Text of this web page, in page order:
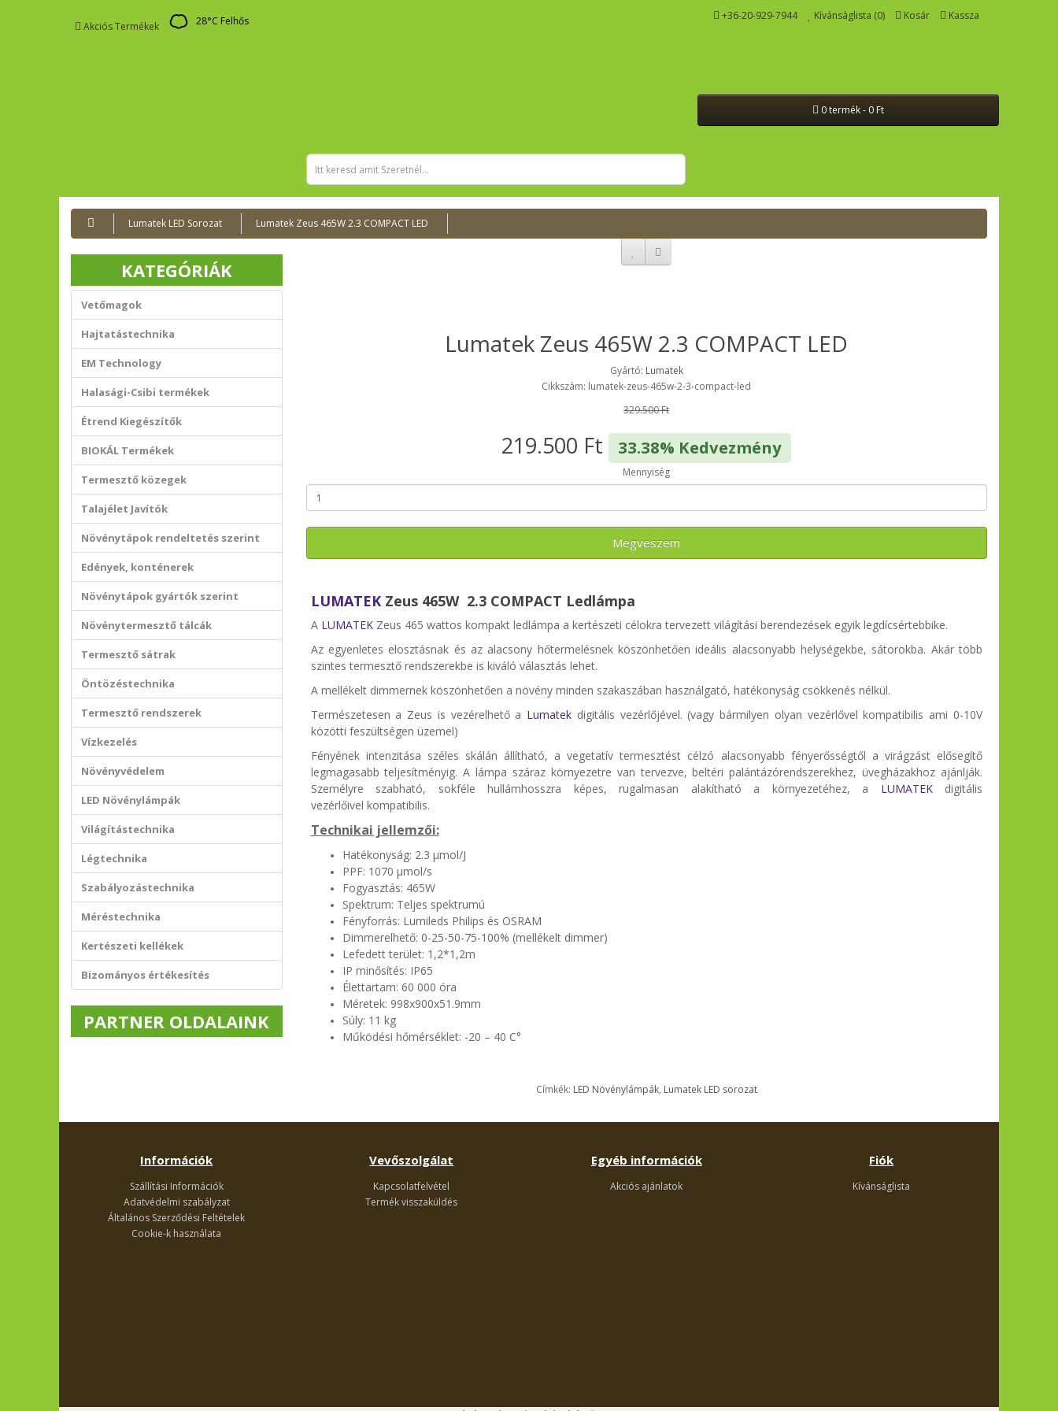
Akciós Termékek 28°C Felhős +36-20-929-7944 Kívánságlista (0) Kosár Kassza
0 termék - 0 Ft
Lumatek LED Sorozat Lumatek Zeus 465W 2.3 COMPACT LED
KATEGÓRIÁK
Vetőmagok
Hajtatástechnika
EM Technology
Halasági-Csibi termékek
Étrend Kiegészítők
BIOKÁL Termékek
Termesztő közegek
Talajélet Javítók
Növénytápok rendeltetés szerint
Edények, konténerek
Növénytápok gyártók szerint
Növénytermesztő tálcák
Termesztő sátrak
Öntözéstechnika
Termesztő rendszerek
Vízkezelés
Növényvédelem
LED Növénylámpák
Világítástechnika
Légtechnika
Szabályozástechnika
Méréstechnika
Kertészeti kellékek
Bizományos értékesítés
PARTNER OLDALAINK
Lumatek Zeus 465W 2.3 COMPACT LED
Gyártó: Lumatek
Cikkszám: lumatek-zeus-465w-2-3-compact-led
329.500 Ft
219.500 Ft 33.38% Kedvezmény
Mennyiség
Megveszem
LUMATEKZeus 465W 2.3 COMPACT Ledlámpa
ALUMATEKZeus 465 wattos kompakt ledlámpa a kertészeti célokra tervezett világítási berendezések egyik legdícsértebbike.
Az egyenletes elosztásnak és az alacsony hőtermelésnek köszönhetően ideális alacsonyabb helységekbe, sátorokba. Akár több
szintes termesztő rendszerekbe is kiváló választás lehet.
A mellékelt dimmernek köszönhetően a növény minden szakaszában használgató, hatékonyság csökkenés nélkül.
Természetesen a Zeus is vezérelhető a Lumatek digitális vezérlőjével. (vagy bármilyen olyan vezérlővel kompatibilis ami 0-10V
közötti feszültségen üzemel)
Fényének intenzitása széles skálán állítható, a vegetatív termesztést célzó alacsonyabb fényerősségtől a virágzást elősegítő
legmagasabb teljesítményig. A lámpa száraz környezetre van tervezve, beltéri palántázórendszerekhez, üvegházakhoz ajánlják.
Személyre szabható, sokféle hullámhosszra képes, rugalmasan alakítható a környezetéhez, a LUMATEKdigitális
vezérlőivel kompatibilis.
Technikai jellemzői:
Hatékonyság: 2.3 µmol/J
PPF: 1070 µmol/s
Fogyasztás: 465W
Spektrum: Teljes spektrumú
Fényforrás: Lumileds Philips és OSRAM
Dimmerelhető: 0-25-50-75-100% (mellékelt dimmer)
Lefedett terület: 1,2*1,2m
IP minősítés: IP65
Élettartam: 60 000 óra
Méretek: 998x900x51.9mm
Súly: 11 kg
Működési hőmérséklet: -20 – 40 C°
Címkék: LED Növénylámpák, Lumatek LED sorozat
Információk
Szállítási Információk
Adatvédelmi szabályzat
Általános Szerződési Feltételek
Cookie-k használata
Vevőszolgálat
Kapcsolatfelvétel
Termék visszaküldés
Egyéb információk
Akciós ajánlatok
Fiók
Kívánságlista